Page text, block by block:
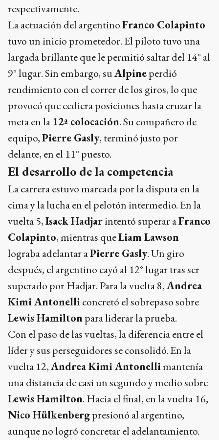
respectivamente.
La actuación del argentinoFranco Colapinto
tuvo un inicio prometedor. El piloto tuvo una
largada brillante que le permitió saltar del 14° al
9° lugar. Sin embargo, suAlpineperdió
rendimiento con el correr de los giros, lo que
provocó que cediera posiciones hasta cruzar la
meta en la 12ª colocación. Su compañero de
equipo,Pierre Gasly, terminó justo por
delante, en el 11° puesto.
El desarrollo de la competencia
La carrera estuvo marcada por la disputa en la
cima y la lucha en el pelotón intermedio. En la
vuelta 5,Isack Hadjarintentó superar aFranco
Colapinto, mientras queLiam Lawson
lograba adelantar aPierre Gasly. Un giro
después, el argentino cayó al 12° lugar tras ser
superado por Hadjar. Para la vuelta 8,Andrea
Kimi Antonelliconcretó el sobrepaso sobre
Lewis Hamiltonpara liderar la prueba.
Con el paso de las vueltas, la diferencia entre el
líder y sus perseguidores se consolidó. En la
vuelta 12,Andrea Kimi Antonellimantenía
una distancia de casi un segundo y medio sobre
Lewis Hamilton. Hacia el final, en la vuelta 16,
Nico Hülkenbergpresionó al argentino,
aunque no logró concretar el adelantamiento.